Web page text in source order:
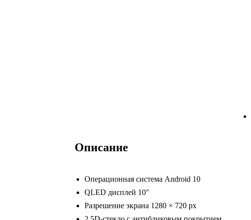
Описание
Операционная система Android 10
QLED дисплей 10″
Разрешение экрана 1280 × 720 px